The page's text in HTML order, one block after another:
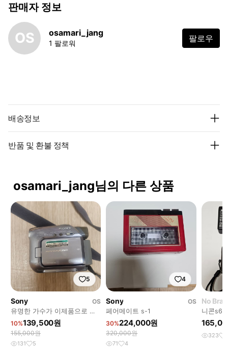
판매자 정보
OS osamari_jang
1 팔로워 팔로우
배송정보
반품 및 환불 정책
osamari_jang님의 다른 상품
5
Sony
OS
유명한 가수가 이제품으로 뮤
직비디오를 찍었죠
10%139,500원
155,000원
131 5
4
Sony
OS
페어메이트 s-1
30%224,000원
320,000원
71 4
No
니콘
323